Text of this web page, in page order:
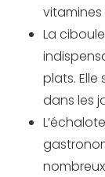
vitamines
La
plats.
dans les